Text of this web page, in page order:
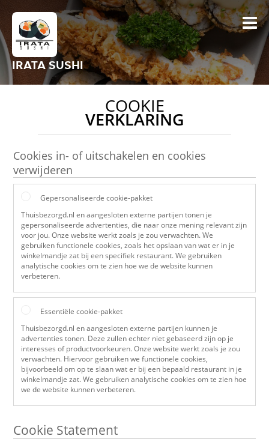
IRATA SUSHI
COOKIE
VERKLARING
Cookies in- of uitschakelen en cookies
verwijderen
Gepersonaliseerde cookie-pakket
Thuisbezorgd.nl en aangesloten externe partijen tonen je
gepersonaliseerde advertenties, die naar onze mening relevant zijn
voor jou. Onze website werkt zoals je zou verwachten. We
gebruiken functionele cookies, zoals het opslaan van wat er in je
winkelmandje zat bij een specifiek restaurant. We gebruiken
analytische cookies om te zien hoe we de website kunnen
verbeteren.
Essentiële cookie-pakket
Thuisbezorgd.nl en aangesloten externe partijen kunnen je
advertenties tonen. Deze zullen echter niet gebaseerd zijn op je
interesses of productvoorkeuren. Onze website werkt zoals je zou
verwachten. Hiervoor gebruiken we functionele cookies,
bijvoorbeeld om op te slaan wat er bij een bepaald restaurant in je
winkelmandje zat. We gebruiken analytische cookies om te zien hoe
we de website kunnen verbeteren.
Cookie Statement